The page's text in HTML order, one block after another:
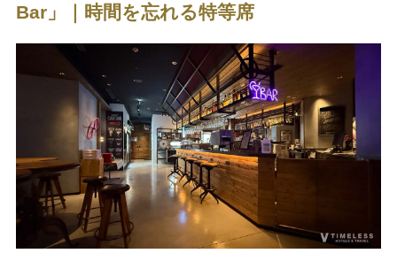
Bar」｜時間を忘れる特等席